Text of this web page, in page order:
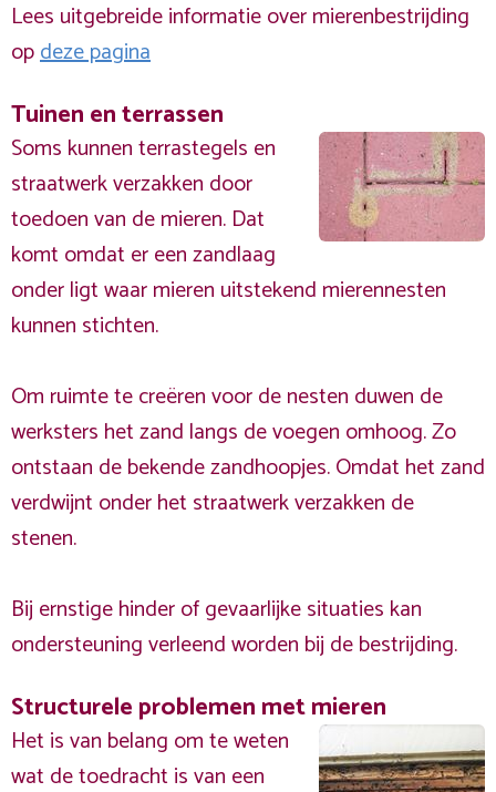
Lees uitgebreide informatie over mierenbestrijding
opdeze pagina
Tuinen en terrassen
Soms kunnen terrastegels en
straatwerk verzakken door
toedoen van de mieren. Dat
komt omdat er een zandlaag
onder ligt waar mieren uitstekend mierennesten
kunnen stichten.
Om ruimte te creëren voor de nesten duwen de
werksters het zand langs de voegen omhoog. Zo
ontstaan de bekende zandhoopjes. Omdat het zand
verdwijnt onder het straatwerk verzakken de
stenen.
Bij ernstige hinder of gevaarlijke situaties kan
ondersteuning verleend worden bij de bestrijding.
Structurele problemen met mieren
Het is van belang om te weten
wat de toedracht is van een